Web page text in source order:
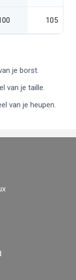
105
je borst.
van je taille.
van je heupen.